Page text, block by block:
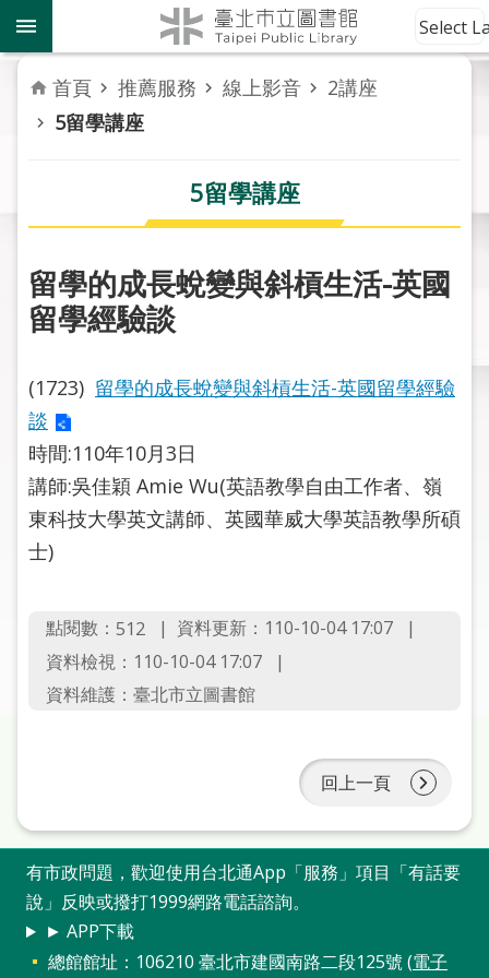
跳到主要內容區塊
到
館
資
訊
務
活
動
報
關
於
市
圖
線
請
常
入
市
圖
Select
首頁 推薦服務 線上影音
2講座
5留學講座
5留學講座
留學的成長蛻變與斜槓生活-英國
留學經驗談
(1723) 留學的成長蛻變與斜槓生活-英國留學經驗
談
時間:110年10月3日
講師:吳佳穎 Amie Wu(英語教學自由工作者、嶺
東科技大學英文講師、英國華威大學英語教學所碩
士)
點閱數： 512
資料更新：110-10-04 17:07
資料檢視：110-10-04 17:07
資料維護：臺北市立圖書館
回上一頁
有市政問題，歡迎使用台北通App「服務」項目「有話要
說」反映或撥打1999網路電話諮詢。
► APP下載
總館館址：106210 臺北市建國南路二段125號 (電子